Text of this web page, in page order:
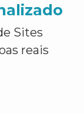
Sites
reais